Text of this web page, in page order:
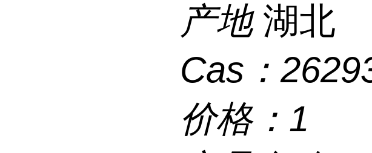
产地 湖北
Cas：
价格： 1